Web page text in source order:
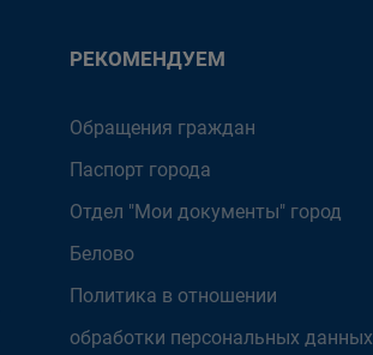
РЕКОМЕНДУЕМ
Обращения граждан
Паспорт города
Отдел "Мои документы" город
Белово
Политика в отношении
обработки персональных данных